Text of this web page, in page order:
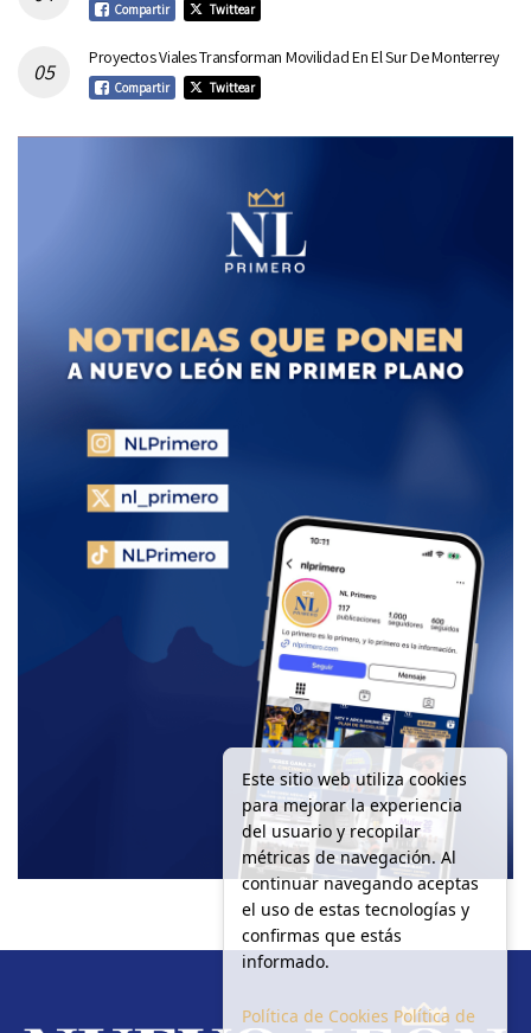
Compartir Twittear
Proyectos Viales Transforman Movilidad En El Sur De Monterrey
Compartir Twittear
Este sitio web utiliza cookies
para mejorar la experiencia
del usuario y recopilar
métricas de navegación. Al
continuar navegando aceptas
el uso de estas tecnologías y
confirmas que estás
informado.
Política de Cookies Política de